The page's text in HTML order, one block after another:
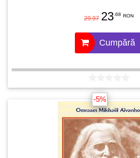
29.97 23 .68 RON
Cumpără
-5%